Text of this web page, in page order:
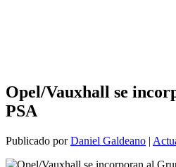
Opel/Vauxhall se
PSA
Publicado porDaniel Galdeano |